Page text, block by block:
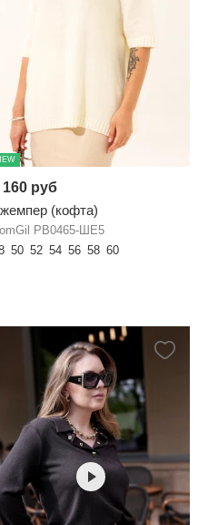
160 руб
(кофта)
РВ0465-ШЕ5
50 52 54 56 58 60